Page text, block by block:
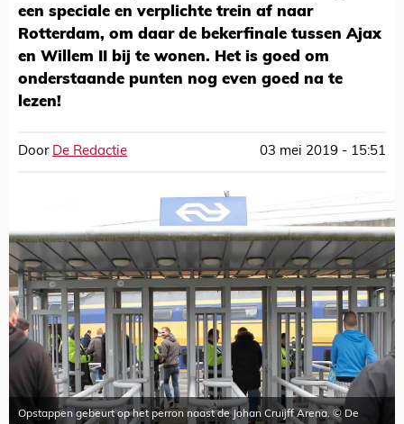
een speciale en verplichte trein af naar
Rotterdam, om daar de bekerfinale tussen Ajax
en Willem II bij te wonen. Het is goed om
onderstaande punten nog even goed na te
lezen!
Door De Redactie 03 mei 2019 - 15:51
Opstappen gebeurt op het perron naast de Johan Cruijff Arena. © De